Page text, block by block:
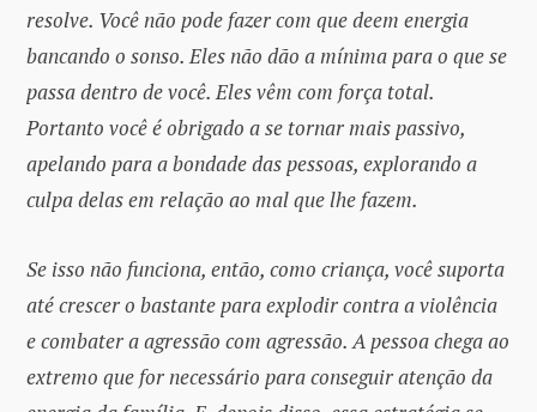
resolve. Você não pode fazer com que deem energia
bancando o sonso. Eles não dão a mínima para o que se
passa dentro de você. Eles vêm com força total.
Portanto você é obrigado a se tornar mais passivo,
apelando para a bondade das pessoas, explorando a
culpa delas em relação ao mal que lhe fazem.
Se isso não funciona, então, como criança, você suporta
até crescer o bastante para explodir contra a violência
e combater a agressão com agressão. A pessoa chega ao
extremo que for necessário para conseguir atenção da